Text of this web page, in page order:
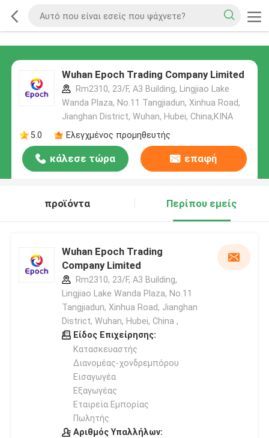
Wuhan Epoch Trading Company Limited
Rm2310, 23/F, A3 Building, Lingjiao Lake
Wanda Plaza, No.11 Tangjiadun, Xinhua Road,
Jianghan District, Wuhan, Hubei, China,ΚΙΝΑ
5.0
Ελεγχμένος προμηθευτής
κάλεσε τώρα επαφή
προϊόντα Περίπου εμείς
Wuhan Epoch Trading
Company Limited
Rm2310, 23/F, A3 Building,
Lingjiao Lake Wanda Plaza, No.11
Tangjiadun, Xinhua Road, Jianghan
District, Wuhan, Hubei, China ,
Είδος Επιχείρησης:
Κατασκευαστής
Διανομέας-χονδρεμπόρου
Εισαγωγέα
Εξαγωγέας
Εταιρεία Εμπορίας
Πωλητής
Αριθμός Υπαλλήλων: